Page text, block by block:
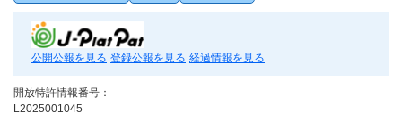
公開公報を見る 登録公報を見る 経過情報を見る
開放特許情報番号：
L2025001045